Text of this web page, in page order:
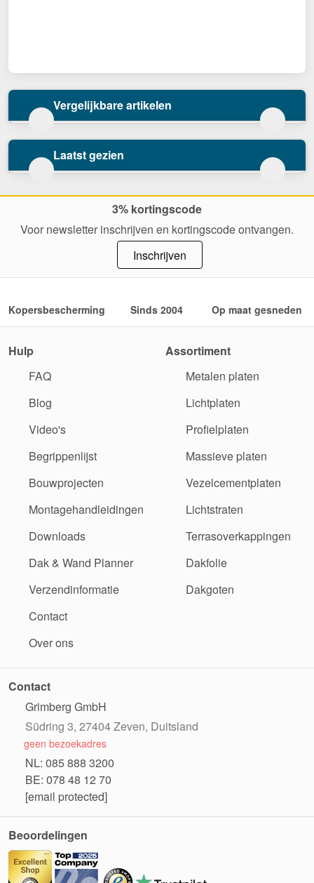
Vergelijkbare artikelen
Laatst gezien
3% kortingscode
Voor newsletter inschrijven en kortingscode ontvangen.
Inschrijven
Kopersbescherming Sinds 2004 Op maat gesneden
Hulp
FAQ
Blog
Video's
Begrippenlijst
Bouwprojecten
Montagehandleidingen
Downloads
Dak & Wand Planner
Verzendinformatie
Contact
Over ons
Assortiment
Metalen platen
Lichtplaten
Profielplaten
Massieve platen
Vezelcementplaten
Lichtstraten
Terrasoverkappingen
Dakfolie
Dakgoten
Contact
Grimberg GmbH
Südring 3, 27404 Zeven, Duitsland
geen bezoekadres
NL: 085 888 3200
BE: 078 48 12 70
[email protected]
Beoordelingen